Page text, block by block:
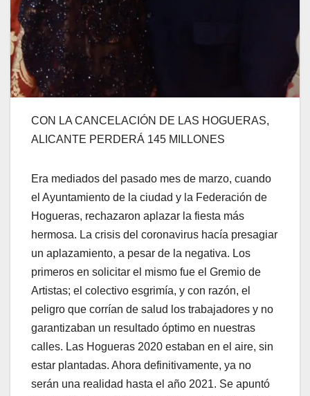
CON LA CANCELACIÓN DE LAS HOGUERAS,
ALICANTE PERDERÁ 145 MILLONES
Era mediados del pasado mes de marzo, cuando
el Ayuntamiento de la ciudad y la Federación de
Hogueras, rechazaron aplazar la fiesta más
hermosa. La crisis del coronavirus hacía presagiar
un aplazamiento, a pesar de la negativa. Los
primeros en solicitar el mismo fue el Gremio de
Artistas; el colectivo esgrimía, y con razón, el
peligro que corrían de salud los trabajadores y no
garantizaban un resultado óptimo en nuestras
calles. Las Hogueras 2020 estaban en el aire, sin
estar plantadas. Ahora definitivamente, ya no
serán una realidad hasta el año 2021. Se apuntó